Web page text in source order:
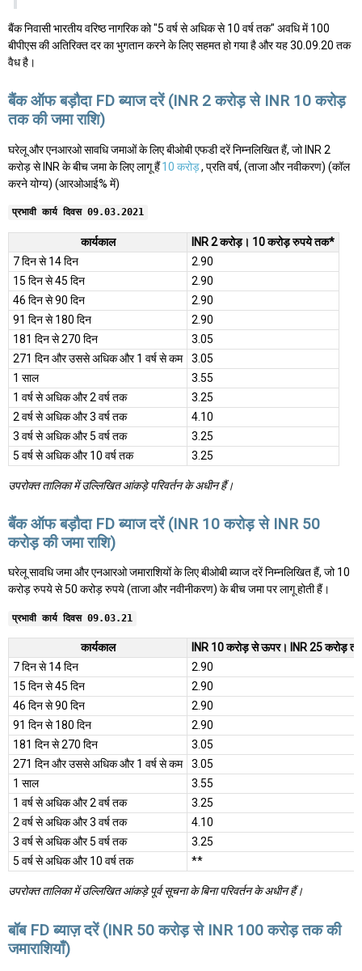
बैंक निवासी भारतीय वरिष्ठ नागरिक को "5 वर्ष से अधिक से 10 वर्ष तक" अवधि में 100
बीपीएस की अतिरिक्त दर का भुगतान करने के लिए सहमत हो गया है और यह 30.09.20 तक
वैध है।
बैंक ऑफ बड़ौदा FD ब्याज दरें (INR 2 करोड़ से INR 10 करोड़
तक की जमा राशि)
घरेलू और एनआरओ सावधि जमाओं के लिए बीओबी एफडी दरें निम्नलिखित हैं, जो INR 2
करोड़ से INR के बीच जमा के लिए लागू हैं10 करोड़, प्रति वर्ष, (ताजा और नवीकरण) (कॉल
करने योग्य) (आरओआई% में)
प्रभावी कार्य दिवस 09.03.2021
कार्यकाल
INR 2 करोड़। 10 करोड़ रुपये तक*
7 दिन से 14 दिन
2.90
15 दिन से 45 दिन
2.90
46 दिन से 90 दिन
2.90
91 दिन से 180 दिन
2.90
181 दिन से 270 दिन
3.05
271 दिन और उससे अधिक और 1 वर्ष से कम
3.05
1 साल
3.55
1 वर्ष से अधिक और 2 वर्ष तक
3.25
2 वर्ष से अधिक और 3 वर्ष तक
4.10
3 वर्ष से अधिक और 5 वर्ष तक
3.25
5 वर्ष से अधिक और 10 वर्ष तक
3.25
उपरोक्त तालिका में उल्लिखित आंकड़े परिवर्तन के अधीन हैं।
बैंक ऑफ बड़ौदा FD ब्याज दरें (INR 10 करोड़ से INR 50
करोड़ की जमा राशि)
घरेलू सावधि जमा और एनआरओ जमाराशियों के लिए बीओबी ब्याज दरें निम्नलिखित हैं, जो 10
करोड़ रुपये से 50 करोड़ रुपये (ताजा और नवीनीकरण) के बीच जमा पर लागू होती हैं।
प्रभावी कार्य दिवस 09.03.21
कार्यकाल
INR 10 करोड़ से ऊपर। INR 25 करोड़
7 दिन से 14 दिन
2.90
15 दिन से 45 दिन
2.90
46 दिन से 90 दिन
2.90
91 दिन से 180 दिन
2.90
181 दिन से 270 दिन
3.05
271 दिन और उससे अधिक और 1 वर्ष से कम
3.05
1 साल
3.55
1 वर्ष से अधिक और 2 वर्ष तक
3.25
2 वर्ष से अधिक और 3 वर्ष तक
4.10
3 वर्ष से अधिक और 5 वर्ष तक
3.25
5 वर्ष से अधिक और 10 वर्ष तक
**
उपरोक्त तालिका में उल्लिखित आंकड़े पूर्व सूचना के बिना परिवर्तन के अधीन हैं।
बॉब FD ब्याज़ दरें (INR 50 करोड़ से INR 100 करोड़ तक की
जमाराशियाँ)